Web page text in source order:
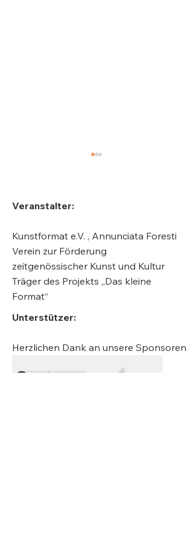
Carl Orff, Komponist
Veranstalter:
Kunstformat e.V. , Annunciata Foresti
Verein zur Förderung
zeitgenössischer Kunst und Kultur
Träger des Projekts „Das kleine
Format“
Unterstützer:
Herzlichen Dank an unsere Sponsoren